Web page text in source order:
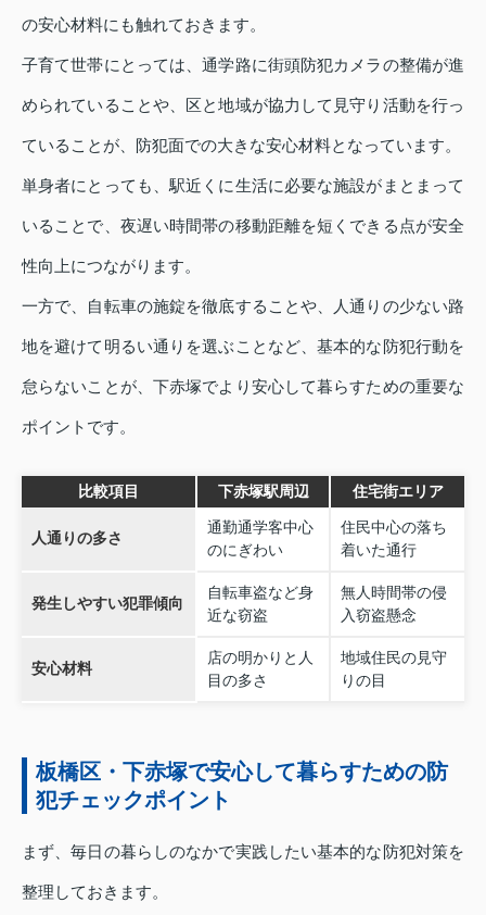
の安心材料にも触れておきます。
子育て世帯にとっては、通学路に街頭防犯カメラの整備が進
められていることや、区と地域が協力して見守り活動を行っ
ていることが、防犯面での大きな安心材料となっています。
単身者にとっても、駅近くに生活に必要な施設がまとまって
いることで、夜遅い時間帯の移動距離を短くできる点が安全
性向上につながります。
一方で、自転車の施錠を徹底することや、人通りの少ない路
地を避けて明るい通りを選ぶことなど、基本的な防犯行動を
怠らないことが、下赤塚でより安心して暮らすための重要な
ポイントです。
比較項目 下赤塚駅周辺 住宅街エリア
人通りの多さ
通勤通学客中心
のにぎわい
住民中心の落ち
着いた通行
発生しやすい犯罪傾向
自転車盗など身
近な窃盗
無人時間帯の侵
入窃盗懸念
安心材料
店の明かりと人
目の多さ
地域住民の見守
りの目
板橋区・下赤塚で安心して暮らすための防
犯チェックポイント
まず、毎日の暮らしのなかで実践したい基本的な防犯対策を
整理しておきます。